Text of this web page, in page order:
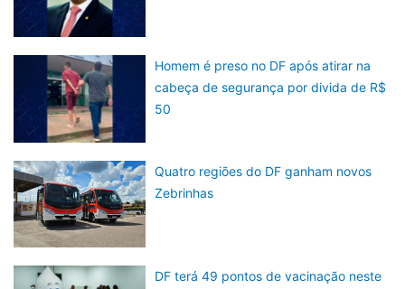
Homem é preso no DF após atirar na
cabeça de segurança por divida de R$
50
Quatro regiões do DF ganham novos
Zebrinhas
DF terá 49 pontos de vacinação neste